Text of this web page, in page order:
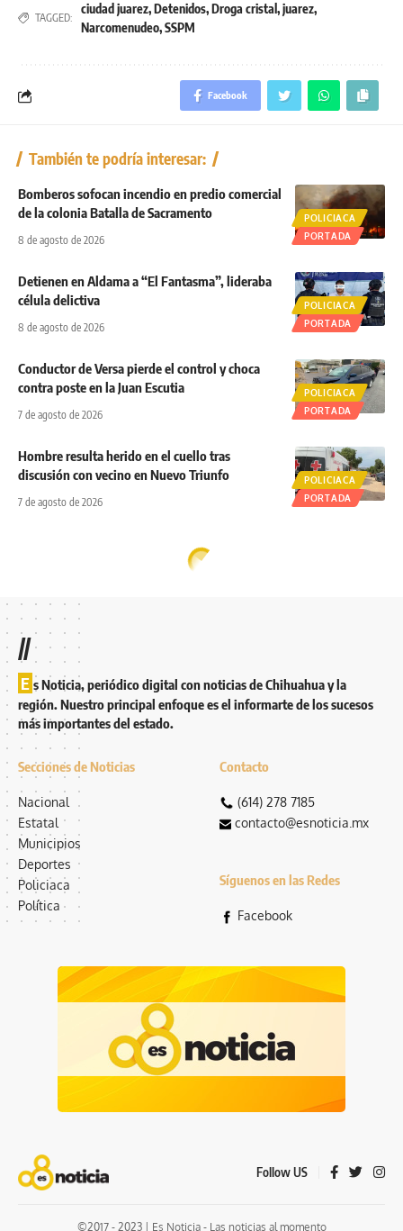
TAGGED:
ciudad juarez,Detenidos,Droga cristal ,juarez,
Narcomenudeo,SSPM
Facebook
También te podría interesar:
POLICIACA
PORTADA
Bomberos sofocan incendio en predio comercial
de la colonia Batalla de Sacramento
8 de agosto de 2026
POLICIACA
PORTADA
Detienen en Aldama a “El Fantasma”, lideraba
célula delictiva
8 de agosto de 2026
POLICIACA
PORTADA
Conductor de Versa pierde el control y choca
contra poste en la Juan Escutia
7 de agosto de 2026
POLICIACA
PORTADA
Hombre resulta herido en el cuello tras
discusión con vecino en Nuevo Triunfo
7 de agosto de 2026
//
E s Noticia, periódico digital con noticias de Chihuahua y la
región. Nuestro principal enfoque es el informarte de los sucesos
más importantes del estado.
Secciones de Noticias
Nacional
Estatal
Municipios
Deportes
Policiaca
Política
Contacto
(614) 278 7185
contacto@esnoticia.mx
Síguenos en las Redes
Facebook
Follow US
©2017 - 2023 | Es Noticia - Las noticias al momento